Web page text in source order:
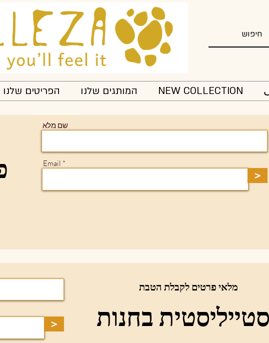
NEW COLLECTION המותגים שלנו הפריטים שלנו
שם מלא
Email
>
>
מלאי פרטים לקבלת הטבת
סטייליסטית בחנות